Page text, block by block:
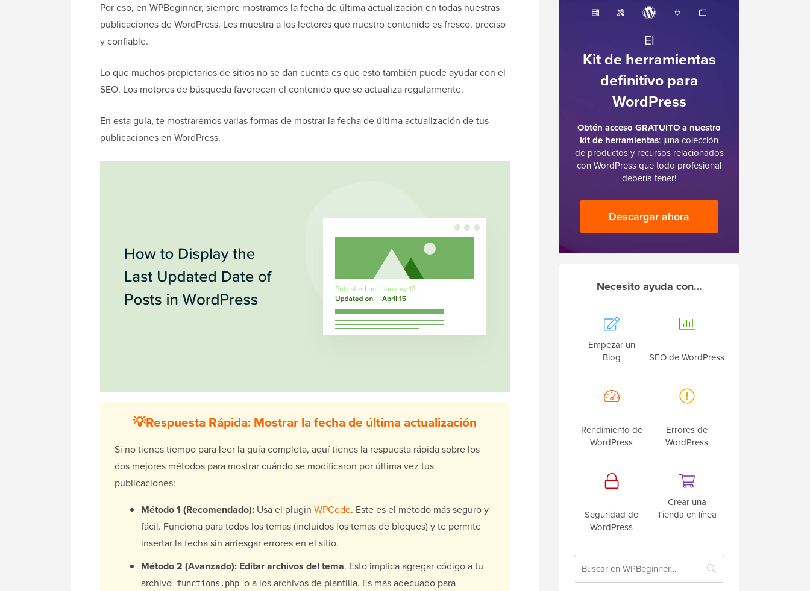
Por eso, en WPBeginner, siempre mostramos la fecha de última actualización en todas nuestras
publicaciones de WordPress. Les muestra a los lectores que nuestro contenido es fresco, preciso
y confiable.
Lo que muchos propietarios de sitios no se dan cuenta es que esto también puede ayudar con el
SEO. Los motores de búsqueda favorecen el contenido que se actualiza regularmente.
En esta guía, te mostraremos varias formas de mostrar la fecha de última actualización de tus
publicaciones en WordPress.
💡Respuesta Rápida: Mostrar la fecha de última actualización
Si no tienes tiempo para leer la guía completa, aquí tienes la respuesta rápida sobre los
dos mejores métodos para mostrar cuándo se modificaron por última vez tus
publicaciones:
Método 1 (Recomendado): Usa el plugin WPCode. Este es el método más seguro y
fácil. Funciona para todos los temas (incluidos los temas de bloques) y te permite
insertar la fecha sin arriesgar errores en el sitio.
Método 2 (Avanzado): Editar archivos del tema. Esto implica agregar código a tu
archivo functions.php o a los archivos de plantilla. Es más adecuado para
El
Kit de herramientas
definitivo para
WordPress
Obtén acceso GRATUITO a nuestro
kit de herramientas: ¡una colección
de productos y recursos relacionados
con WordPress que todo profesional
debería tener!
Descargar ahora
Necesito ayuda con…
Empezar un
Blog
SEO de WordPress
Rendimiento de
WordPress
Errores de
WordPress
Seguridad de
WordPress
Crear una
Tienda en línea